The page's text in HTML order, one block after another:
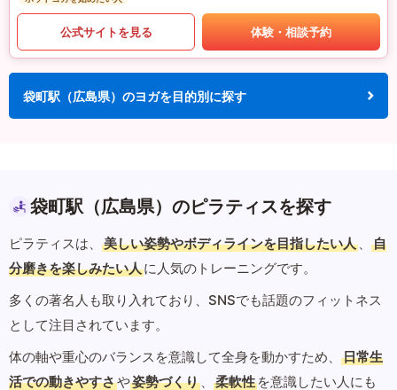
公式サイトを見る 体験・相談予約
袋町駅（広島県）のヨガを目的別に探す
袋町駅（広島県）のピラティスを探す
ピラティスは、 美しい姿勢やボディラインを目指したい人 、
自
分磨きを楽しみたい人に人気のトレーニングです。
多くの著名人も取り入れており、SNSでも話題のフィットネス
として注目されています。
体の軸や重心のバランスを意識して全身を動かすため、
日常生
活での動きやすさや姿勢づくり 、 柔軟性 を意識したい人にも